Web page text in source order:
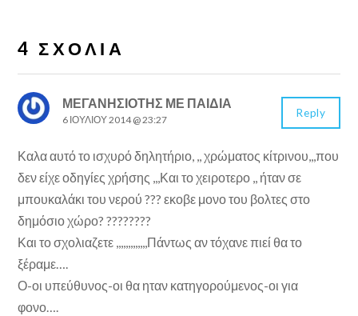
4 ΣΧΌΛΙΑ
ΜΕΓΑΝΗΣΙΟΤΗΣ ΜΕ ΠΑΙΔΙΑ
6 ΙΟΥΛΊΟΥ 2014 @ 23:27
Καλα αυτό το ισχυρό δηλητήριο, ,, χρώματος κίτρινου,,,που
δεν είχε οδηγίες χρήσης ,,,Και το χειροτερο ,, ήταν σε
μπουκαλάκι του νερού ??? εκοβε μονο του βολτες στο
δημόσιο χώρο? ????????
Και το σχολιαζετε ,,,,,,,,,,,,,Πάντως αν τόχανε πιεί θα το
ξέραμε….
Ο-οι υπεύθυνος-οι θα ηταν κατηγορούμενος-οι για
φονο….
Reply